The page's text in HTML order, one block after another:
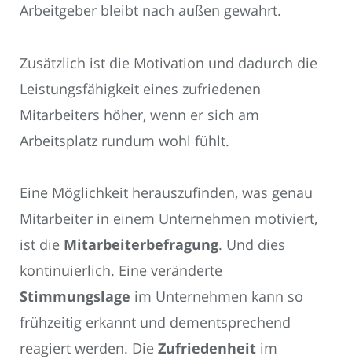
Arbeitgeber bleibt nach außen gewahrt.
Zusätzlich ist die Motivation und dadurch die
Leistungsfähigkeit eines zufriedenen
Mitarbeiters höher, wenn er sich am
Arbeitsplatz rundum wohl fühlt.
Eine Möglichkeit herauszufinden, was genau
Mitarbeiter in einem Unternehmen motiviert,
ist die Mitarbeiterbefragung. Und dies
kontinuierlich. Eine veränderte
Stimmungslage im Unternehmen kann so
frühzeitig erkannt und dementsprechend
reagiert werden. Die Zufriedenheit im